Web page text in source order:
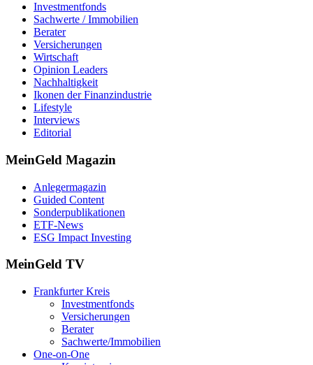
Investmentfonds
Sachwerte / Immobilien
Berater
Versicherungen
Wirtschaft
Opinion Leaders
Nachhaltigkeit
Ikonen der Finanzindustrie
Lifestyle
Interviews
Editorial
MeinGeld Magazin
Anlegermagazin
Guided Content
Sonderpublikationen
ETF-News
ESG Impact Investing
MeinGeld TV
Frankfurter Kreis
Investmentfonds
Versicherungen
Berater
Sachwerte/Immobilien
One-on-One